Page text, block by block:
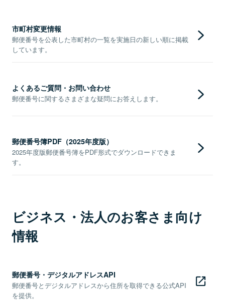
市町村変更情報
郵便番号を公表した市町村の一覧を実施日の新しい順に掲載
しています。
よくあるご質問・お問い合わせ
郵便番号に関するさまざまな疑問にお答えします。
郵便番号簿PDF（2025年度版）
2025年度版郵便番号簿をPDF形式でダウンロードできま
す。
ビジネス・法人のお客さま向け
情報
郵便番号・デジタルアドレスAPI
郵便番号とデジタルアドレスから住所を取得できる公式API
を提供。